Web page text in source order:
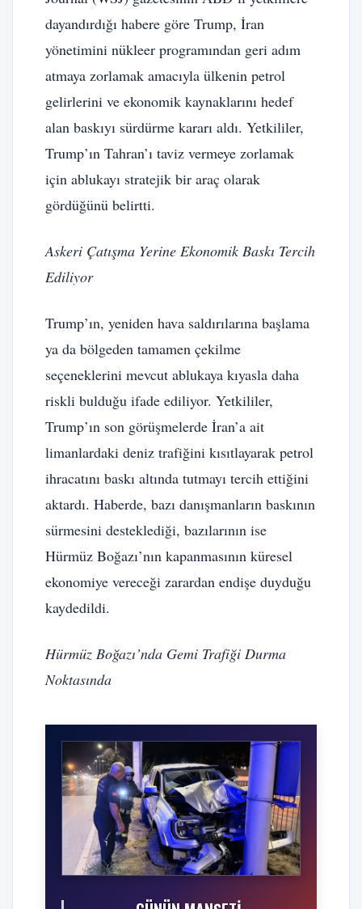
dayandırdığı habere göre Trump, İran
yönetimini nükleer programından geri adım
atmaya zorlamak amacıyla ülkenin petrol
gelirlerini ve ekonomik kaynaklarını hedef
alan baskıyı sürdürme kararı aldı. Yetkililer,
Trump’ın Tahran’ı taviz vermeye zorlamak
için ablukayı stratejik bir araç olarak
gördüğünü belirtti.
Askeri Çatışma Yerine Ekonomik Baskı Tercih
Ediliyor
Trump’ın, yeniden hava saldırılarına başlama
ya da bölgeden tamamen çekilme
seçeneklerini mevcut ablukaya kıyasla daha
riskli bulduğu ifade ediliyor. Yetkililer,
Trump’ın son görüşmelerde İran’a ait
limanlardaki deniz trafiğini kısıtlayarak petrol
ihracatını baskı altında tutmayı tercih ettiğini
aktardı. Haberde, bazı danışmanların baskının
sürmesini desteklediği, bazılarının ise
Hürmüz Boğazı’nın kapanmasının küresel
ekonomiye vereceği zarardan endişe duyduğu
kaydedildi.
Hürmüz Boğazı’nda Gemi Trafiği Durma
Noktasında